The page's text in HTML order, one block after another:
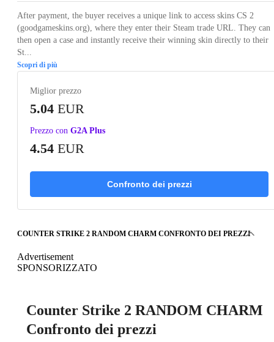
After payment, the buyer receives a unique link to access skins CS 2
(goodgameskins.org), where they enter their Steam trade URL. They can
then open a case and instantly receive their winning skin directly to their
St...
Scopri di più
Miglior prezzo
5.04 EUR
Prezzo con G2A Plus
4.54 EUR
Confronto dei prezzi
COUNTER STRIKE 2 RANDOM CHARM CONFRONTO DEI PREZZI
Advertisement
SPONSORIZZATO
Counter Strike 2 RANDOM CHARM
Confronto dei prezzi